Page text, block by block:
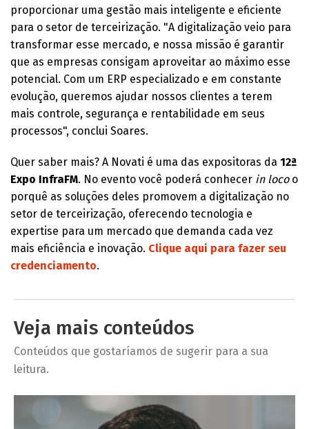
proporcionar uma gestão mais inteligente e eficiente
para o setor de terceirização. "A digitalização veio para
transformar esse mercado, e nossa missão é garantir
que as empresas consigam aproveitar ao máximo esse
potencial. Com um ERP especializado e em constante
evolução, queremos ajudar nossos clientes a terem
mais controle, segurança e rentabilidade em seus
processos", conclui Soares.
Quer saber mais? A Novati é uma das expositoras da 12ª
Expo InfraFM. No evento você poderá conhecer in locoo
porquê as soluções deles promovem a digitalização no
setor de terceirização, oferecendo tecnologia e
expertise para um mercado que demanda cada vez
mais eficiência e inovação. Clique aqui para fazer seu
credenciamento.
Veja mais conteúdos
Conteúdos que gostaríamos de sugerir para a sua
leitura.